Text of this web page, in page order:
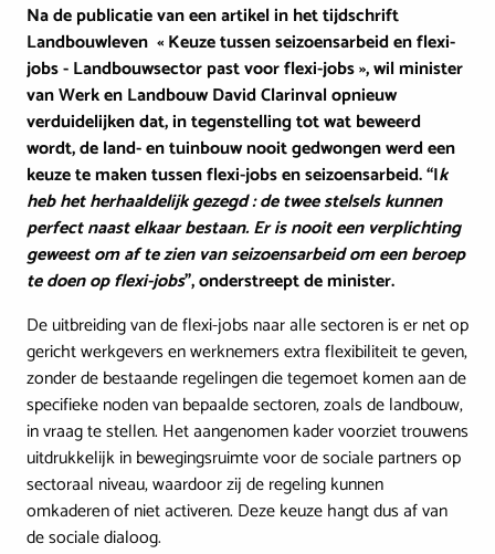
Na de publicatie van een artikel in het tijdschrift
Landbouwleven « Keuze tussen seizoensarbeid en flexi-
jobs - Landbouwsector past voor flexi-jobs », wil minister
van Werk en Landbouw David Clarinval opnieuw
verduidelijken dat, in tegenstelling tot wat beweerd
wordt, de land- en tuinbouw nooit gedwongen werd een
keuze te maken tussen flexi-jobs en seizoensarbeid.“Ik
heb het herhaaldelijk gezegd : de twee stelsels kunnen
perfect naast elkaar bestaan. Er is nooit een verplichting
geweest om af te zien van seizoensarbeid om een beroep
te doen op flexi-jobs”, onderstreept de minister.
De uitbreiding van de flexi-jobs naar alle sectoren is er net op
gericht werkgevers en werknemers extra flexibiliteit te geven,
zonder de bestaande regelingen die tegemoet komen aan de
specifieke noden van bepaalde sectoren, zoals de landbouw,
in vraag te stellen. Het aangenomen kader voorziet trouwens
uitdrukkelijk in bewegingsruimte voor de sociale partners op
sectoraal niveau, waardoor zij de regeling kunnen
omkaderen of niet activeren. Deze keuze hangt dus af van
de sociale dialoog.